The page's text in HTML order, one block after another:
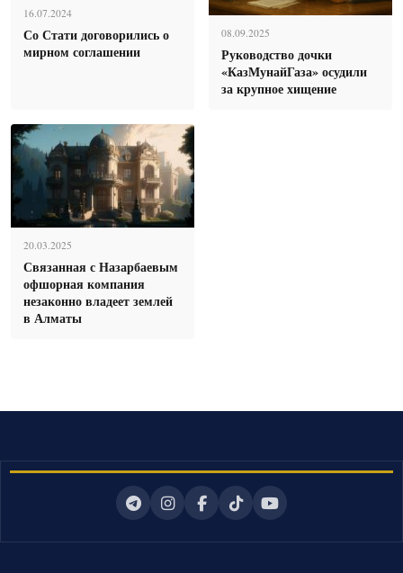
16.07.2024
Со Стати договорились о
мирном соглашении
08.09.2025
Руководство дочки
«КазМунайГаза» осудили
за крупное хищение
20.03.2025
Связанная с Назарбаевым
офшорная компания
незаконно владеет землей
в Алматы